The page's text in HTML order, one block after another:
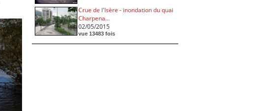
Crue de l'Isère - inondation du quai
Charpena...
02/05/2015
vue 13483 fois